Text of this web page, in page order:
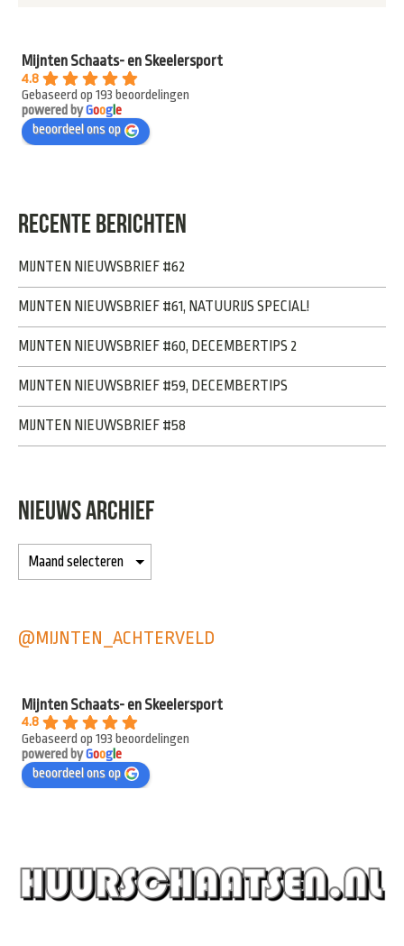
Mijnten Schaats- en Skeelersport
4.8
Gebaseerd op 193 beoordelingen
powered byGoogle
beoordeel ons op
RECENTE BERICHTEN
MIJNTEN NIEUWSBRIEF #62
MIJNTEN NIEUWSBRIEF #61, NATUURIJS SPECIAL!
MIJNTEN NIEUWSBRIEF #60, DECEMBERTIPS 2
MIJNTEN NIEUWSBRIEF #59, DECEMBERTIPS
MIJNTEN NIEUWSBRIEF #58
NIEUWS ARCHIEF
@MIJNTEN_ACHTERVELD
Mijnten Schaats- en Skeelersport
4.8
Gebaseerd op 193 beoordelingen
powered byGooge
beoordeel ons op